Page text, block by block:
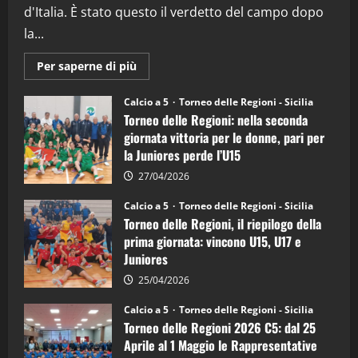
d'Italia. È stato questo il verdetto del campo dopo
la...
Per saperne di più
informazioni
Torneo
delle
Regioni
di
calcio
a
5:
la
Juniores
è
vicecampione
d’Italia
Calcio a 5 Torneo delle Regioni - Sicilia
Torneo delle Regioni: nella seconda
giornata vittoria per le donne, pari per
la Juniores perde l’U15
27/04/2026
Calcio a 5 Torneo delle Regioni - Sicilia
Torneo delle Regioni, il riepilogo della
prima giornata: vincono U15, U17 e
Juniores
25/04/2026
Calcio a 5 Torneo delle Regioni - Sicilia
Torneo delle Regioni 2026 C5: dal 25
Aprile al 1 Maggio le Rappresentative